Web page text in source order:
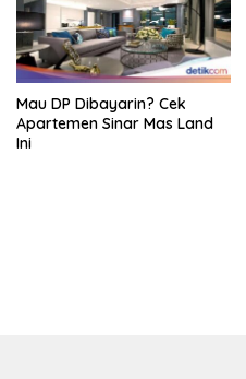
Mau DP Dibayarin? Cek
Apartemen Sinar Mas Land
Ini